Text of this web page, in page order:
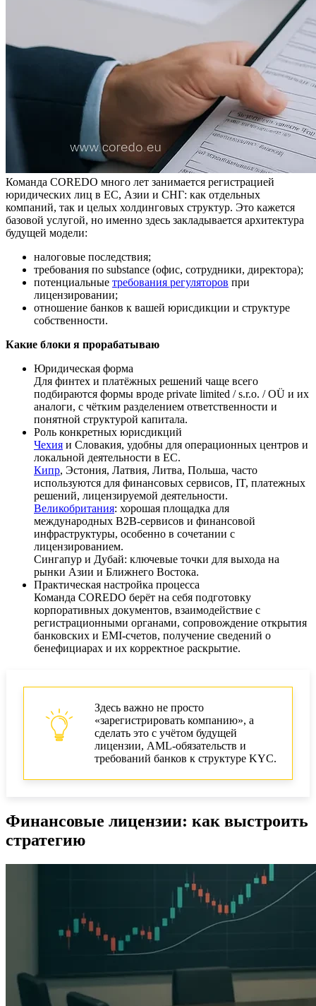
Команда COREDO много лет занимается регистрацией
юридических лиц в ЕС, Азии и СНГ: как отдельных
компаний, так и целых холдинговых структур. Это кажется
базовой услугой, но именно здесь закладывается архитектура
будущей модели:
налоговые последствия;
требования по substance (офис, сотрудники, директора);
потенциальные требования регуляторов при
лицензировании;
отношение банков к вашей юрисдикции и структуре
собственности.
Какие блоки я прорабатываю
Юридическая форма
Для финтех и платёжных решений чаще всего
подбираются формы вроде private limited / s.r.o. / OÜ и их
аналоги, с чётким разделением ответственности и
понятной структурой капитала.
Роль конкретных юрисдикций
Чехия и Словакия, удобны для операционных центров и
локальной деятельности в ЕС.
Кипр, Эстония, Латвия, Литва, Польша, часто
используются для финансовых сервисов, IT, платежных
решений, лицензируемой деятельности.
Великобритания: хорошая площадка для
международных B2B‑сервисов и финансовой
инфраструктуры, особенно в сочетании с
лицензированием.
Сингапур и Дубай: ключевые точки для выхода на
рынки Азии и Ближнего Востока.
Практическая настройка процесса
Команда COREDO берёт на себя подготовку
корпоративных документов, взаимодействие с
регистрационными органами, сопровождение открытия
банковских и EMI‑счетов, получение сведений о
бенефициарах и их корректное раскрытие.
Здесь важно не просто
«зарегистрировать компанию», а
сделать это с учётом будущей
лицензии, AML‑обязательств и
требований банков к структуре KYC.
Финансовые лицензии: как выстроить
стратегию